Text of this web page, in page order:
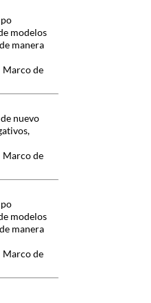
modelos
manera
Marco de
nuevo
Marco de
modelos
manera
Marco de